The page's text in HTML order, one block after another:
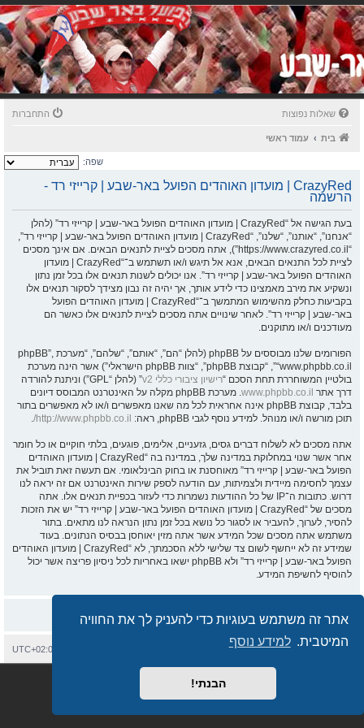
אתר זה משתמש בעוגיות כדי להעניק לך את החוויה
המיטבית. למידע נוסף
הבנתי!
שאלות נפוצות התחברות
בית עמוד ראשי
שפה:
CrazyRed | מועדון האוהדים הפועל באר-שבע | קרייזי רד -
הרשמה
בעת הגישה אל “CrazyRed | מועדון האוהדים הפועל באר-שבע | קרייזי רד” (להלן
“אנחנו”, “אותנו”, “שלנו”, “CrazyRed | מועדון האוהדים הפועל באר-שבע | קרייזי רד”,
“https://www.crazyred.co.il”), אתה מסכים לציית לתנאים הבאים. אם אינך מסכים
לציית לכל התנאים הבאים, אנא אל תיגש ו/או תשתמש ב־“CrazyRed | מועדון
האוהדים הפועל באר-שבע | קרייזי רד”. אנו יכולים לשנות תנאים אלו בכל זמן נתון
ונשקיע את מירב מאמצינו כדי לידע אותך, אך יהיה זה נבון מצידך לסקור תנאים אלו
בקביעות כחלק מהשימוש המתמשך ב־“CrazyRed | מועדון האוהדים הפועל
באר-שבע | קרייזי רד”. לאחר שינויים אתה מסכים לציית לתנאים אלו כאשר הם
מעודכנים ו/או מתוקנים.
הפורומים שלנו מבוססים על phpBB (להלן “הם”, “אותם”, “שלהם”, “מערכת phpBB”,
“www.phpbb.co.il”, “קבוצת phpBB”, “צוות phpBB הישראלי”) אשר הינה מערכת
בולטיין המשוחררת תחת הסכם “רישיון ציבורי כללי v2
” (להלן “GPL”) וניתנת להורדה
דרך אתר www.phpbb.co.il
. מערכת phpBB מקלה על האינטרנט המבוסס דיונים
בלבד, קבוצת phpBB אינה אחראית לכל מה שאנו מאפשרים ו/או לא מאפשרים בתור
תוכן מורשה ו/או מנוהל. למידע נוסף לגבי phpBB, ראה:
http://www.phpbb.co.il/
.
אתה מסכים לא לשלוח דברים גסים, גזעניים, אלימים, פוגעים, בלתי חוקיים או כל חומר
אחר אשר שנוי במחלוקת במדינה שלך, במדינה בה “CrazyRed | מועדון האוהדים
הפועל באר-שבע | קרייזי רד” מאוחסנת או בחוק הבינלאומי. אם תעשה זאת תוביל את
עצמך לחסימה מיידית ולצמיתות, עם הודעה לספק שירות האינטרנט אם זה יראה לנו
דרוש. כתובות ה־IP של כל ההודעות נשמרות כדי לעזור בכפיית תנאים אלו. אתה
מסכים של “CrazyRed | מועדון האוהדים הפועל באר-שבע | קרייזי רד” יש את הזכות
להסיר, לערוך, להעביר או לסגור כל נושא בכל זמן נתון הנראה לנו מתאים. בתור
משתמש אתה מסכים שכל המידע אשר אתה מזין יאוחסן בבסיס הנתונים. בעוד
שמידע זה לא ייחשף לשום צד שלישי ללא הסכמתך, לא “CrazyRed | מועדון האוהדים
הפועל באר-שבע | קרייזי רד” ולא phpBB ישאו באחריות לכל ניסיון פריצה אשר יכול
להוסיף לחשיפת המידע.
בית עמוד ראשי UTC+02:00 יצירת קשר
Semi_Deus
phpBB
® Forum Software © phpBB Limited
phpBB.co.il - פורומים בעברית